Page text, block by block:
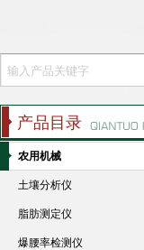
产品目录
农用机械
土壤分析仪
脂肪测定仪
爆腰率检测仪